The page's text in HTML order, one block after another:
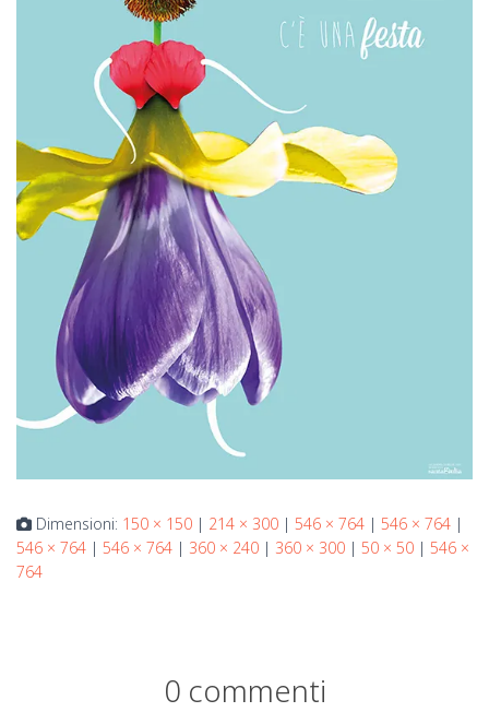
Dimensioni: 150 × 150 | 214 × 300 | 546 × 764 | 546 × 764 |
546 × 764 | 546 × 764 | 360 × 240 | 360 × 300 | 50 × 50 | 546 ×
764
0 commenti